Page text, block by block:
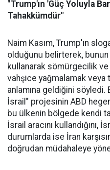
"Trump'ın 'Güç Yoluyla
Tahakkümdür"
Naim Kasım, Trump'ın
olduğunu belirterek,
kullanarak sömürgecilik ve
vahşice yağmalamak veya
anlamına geldiğini
İsrail" projesinin ABD
bu ülkenin bölgede kendi
İsrail aracını kullandığını,
durumlarda ise İran
doğrudan müdahaleye